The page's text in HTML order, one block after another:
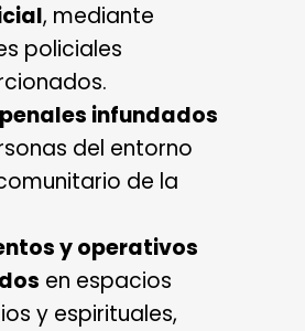
, mediante
policiales
infundados
del entorno
de la
y operativos
en espacios
y espirituales,